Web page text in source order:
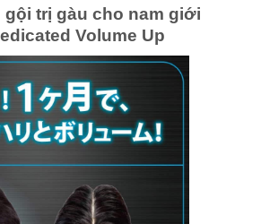
trị gàu cho nam giới
Volume Up